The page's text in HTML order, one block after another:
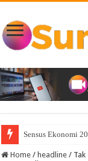
Sensus Ekonomi
Home / headline /